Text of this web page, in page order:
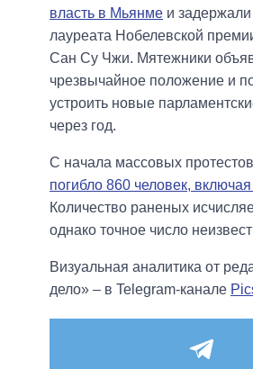
власть в Мьянме и
лауреата Нобелевской
Сан Су Чжи. Мятежники
чрезвычайное положение и
устроить новые
через год.
С начала массовых
погибло 860 человек, включая
Количество раненых
однако точное число
Визуальная аналитика от
дело» – в Telegram-канале